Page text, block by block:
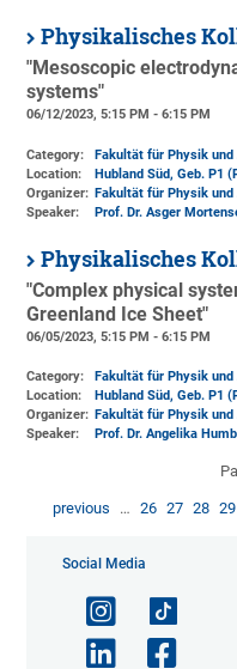
Physikalisches
"Mesoscopic
systems"
06/12/2023, 5:15 PM - 6:15 PM
Category:
Fakultät für Physik
Location:
Hubland Süd, Geb. P1
Organizer: Fakultät für Physik
Speaker:
Prof. Dr. Asger
Physikalisches
"Complex physical
Greenland Ice Sheet"
06/05/2023, 5:15 PM - 6:15 PM
Category:
Fakultät für Physik
Location:
Hubland Süd, Geb. P1
Organizer: Fakultät für Physik
Speaker:
Prof. Dr. Angelika
previous … 26 27 28 29
Social Media